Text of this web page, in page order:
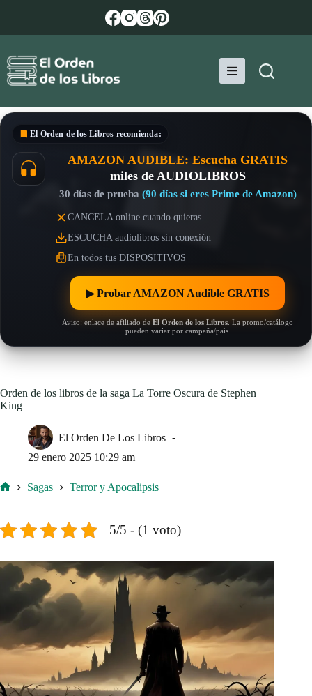
El Orden de los Libros recomienda:
AMAZON AUDIBLE: Escucha GRATIS
miles de AUDIOLIBROS
30 días de prueba (90 días si eres Prime de Amazon)
CANCELA online cuando quieras
ESCUCHA audiolibros sin conexión
En todos tus DISPOSITIVOS
▶︎ Probar AMAZON Audible GRATIS
Aviso: enlace de afiliado de El Orden de los Libros . La promo/catálogo
pueden variar por campaña/país.
Orden de los libros de la saga La Torre Oscura de Stephen
King
El Orden De Los Libros
29 enero 2025 10:29 am
Sagas Terror y Apocalipsis
5/5 - (1 voto)